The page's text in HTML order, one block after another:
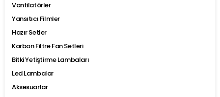
Vantilatörler
Yansıtıcı Filmler
Hazır Setler
Karbon Filtre Fan Setleri
Bitki Yetiştirme Lambaları
Led Lambalar
Aksesuarlar